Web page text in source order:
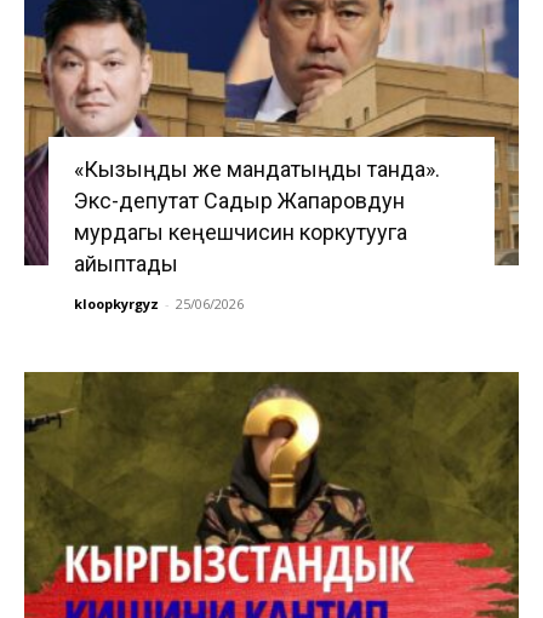
«Кызыңды же мандатыңды танда».
Экс-депутат Садыр Жапаровдун
мурдагы кеңешчисин коркутууга
айыптады
kloopkyrgyz - 25/06/2026